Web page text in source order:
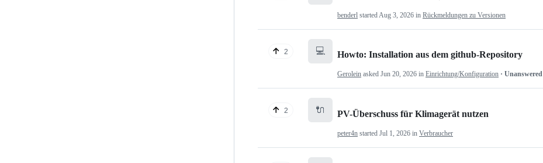
benderl startedAug 3, 2026 in Rückmeldungen zu Versionen
2 💻 Howto: Installation aus dem github-Repository
Gerolein asked Jun 20, 2026 in Einrichtung/Konfiguration · Unanswered
2 🔌 PV-Überschuss für Klimagerät nutzen
peter4n started Jul 1, 2026 in Verbraucher